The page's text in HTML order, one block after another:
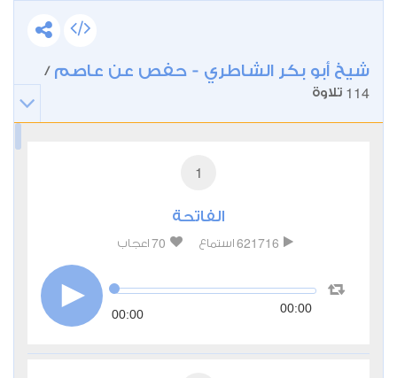
شيخ أبو بكر الشاطري - حفص عن عاصم /
114 تلاوة
1
الفاتحة
621716 استماع 70 اعجاب
00:00 00:00